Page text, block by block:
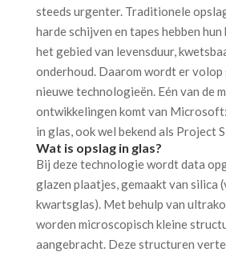
steeds urgenter. Traditionele
harde schijven en tapes hebben
het gebied van levensduur,
onderhoud. Daarom wordt er
nieuwe technologieën. Eén van de
ontwikkelingen komt van Microsoft
in glas, ook wel bekend als Project
Wat is opslag in glas?
Bij deze technologie wordt data
glazen plaatjes, gemaakt van silica
kwartsglas). Met behulp van
worden microscopisch kleine
aangebracht. Deze structuren